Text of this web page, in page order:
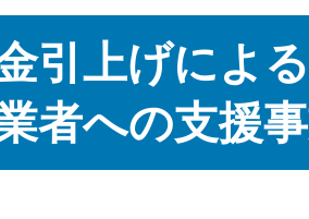
引上げによ
者への支援